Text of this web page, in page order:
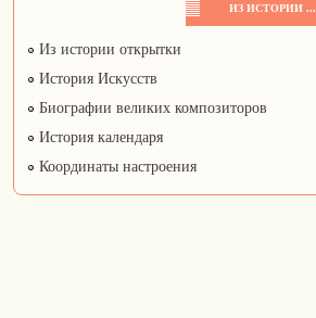
ИЗ ИСТОРИИ ...
Из истории открытки
История Искусств
Биографии великих композиторов
История календаря
Координаты настроения